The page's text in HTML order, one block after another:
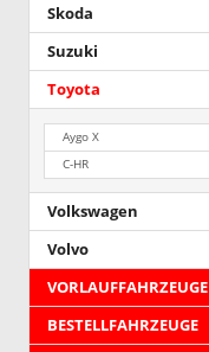
Skoda
Suzuki
Toyota
Aygo X
C-HR
Volkswagen
Volvo
VORLAUFFAHRZEUGE
BESTELLFAHRZEUGE